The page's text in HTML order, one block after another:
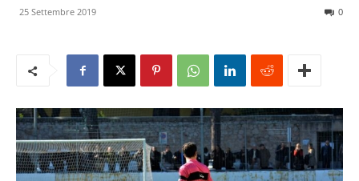
25 Settembre 2019 0